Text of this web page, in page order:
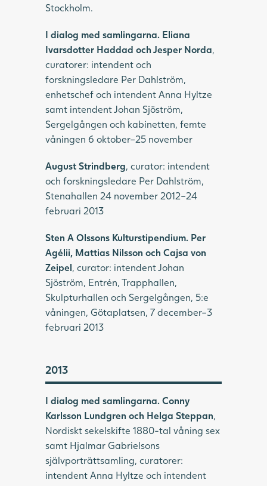
Stockholm.
I dialog med samlingarna. Eliana
Ivarsdotter Haddad och Jesper Norda,
curatorer: intendent och
forskningsledare Per Dahlström,
enhetschef och intendent Anna Hyltze
samt intendent Johan Sjöström,
Sergelgången och kabinetten, femte
våningen 6 oktober–25 november
August Strindberg, curator: intendent
och forskningsledare Per Dahlström,
Stenahallen 24 november 2012–24
februari 2013
Sten A Olssons Kulturstipendium. Per
Agélii, Mattias Nilsson och Cajsa von
Zeipel, curator: intendent Johan
Sjöström, Entrén, Trapphallen,
Skulpturhallen och Sergelgången, 5:e
våningen, Götaplatsen, 7 december–3
februari 2013
2013
I dialog med samlingarna. Conny
Karlsson Lundgren och Helga Steppan,
Nordiskt sekelskifte 1880-tal våning sex
samt Hjalmar Gabrielsons
självporträttsamling, curatorer:
intendent Anna Hyltze och intendent